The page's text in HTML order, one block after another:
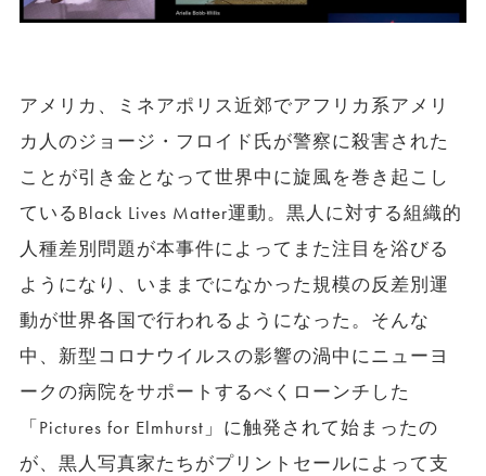
アメリカ、ミネアポリス近郊でアフリカ系アメリ
カ人のジョージ・フロイド氏が警察に殺害された
ことが引き金となって世界中に旋風を巻き起こし
ているBlack Lives Matter運動。黒人に対する組織的
人種差別問題が本事件によってまた注目を浴びる
ようになり、いままでになかった規模の反差別運
動が世界各国で行われるようになった。そんな
中、新型コロナウイルスの影響の渦中にニューヨ
ークの病院をサポートするべくローンチした
「Pictures for Elmhurst」に触発されて始まったの
が、黒人写真家たちがプリントセールによって支